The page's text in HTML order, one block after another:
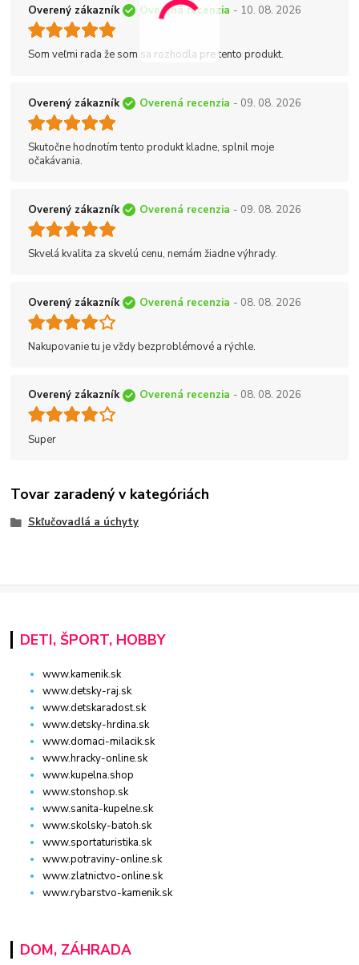
Overený zákazník Overená recenzia - 10. 08. 2026
Som veľmi rada že som sa rozhodla pre tento produkt.
Overený zákazník Overená recenzia - 09. 08. 2026
Skutočne hodnotím tento produkt kladne, splnil moje
očakávania.
Overený zákazník Overená recenzia - 09. 08. 2026
Skvelá kvalita za skvelú cenu, nemám žiadne výhrady.
Overený zákazník Overená recenzia - 08. 08. 2026
Nakupovanie tu je vždy bezproblémové a rýchle.
Overený zákazník Overená recenzia - 08. 08. 2026
Super
Tovar zaradený v kategóriách
Skľučovadlá a úchyty
DETI, ŠPORT, HOBBY
www.kamenik.sk
www.detsky-raj.sk
www.detskaradost.sk
www.detsky-hrdina.sk
www.domaci-milacik.sk
www.hracky-online.sk
www.kupelna.shop
www.stonshop.sk
www.sanita-kupelne.sk
www.skolsky-batoh.sk
www.sportaturistika.sk
www.potraviny-online.sk
www.zlatnictvo-online.sk
www.rybarstvo-kamenik.sk
DOM, ZÁHRADA